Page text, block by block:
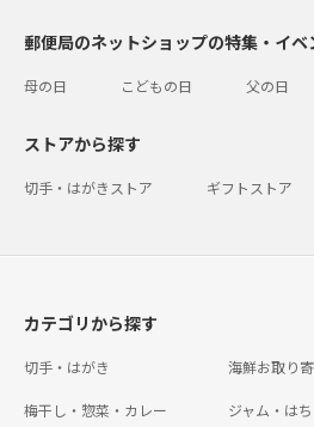
郵便局のネットショップの特集・イベ
母の日 こどもの日 父の日
ストアから探す
切手・はがきストア ギフトストア
カテゴリから探す
切手・はがき 海鮮お取り
梅干し・惣菜・カレー ジャム・は